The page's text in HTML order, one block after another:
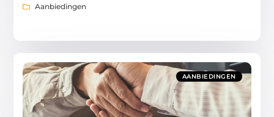
Aanbiedingen
AANBIEDINGEN